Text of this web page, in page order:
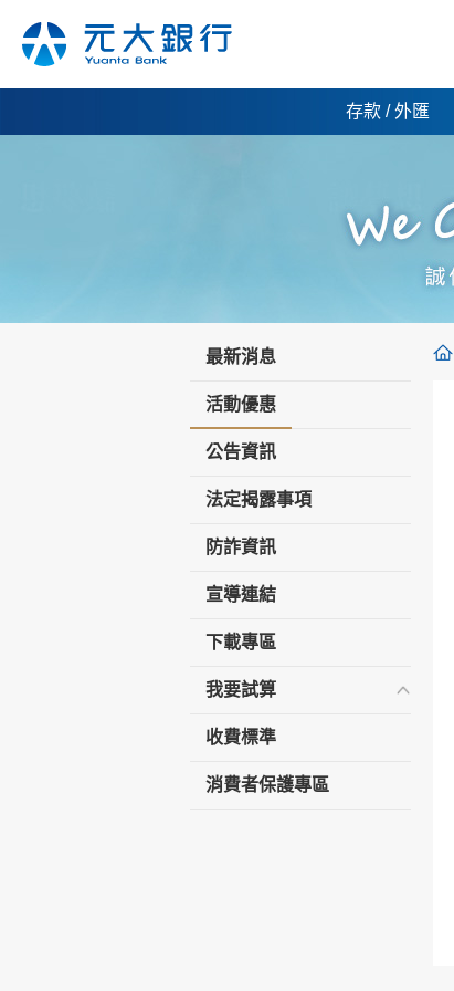
存款 / 外匯
最新消息
活動優惠
公告資訊
法定揭露事項
防詐資訊
宣導連結
下載專區
我要試算
收費標準
消費者保護專區